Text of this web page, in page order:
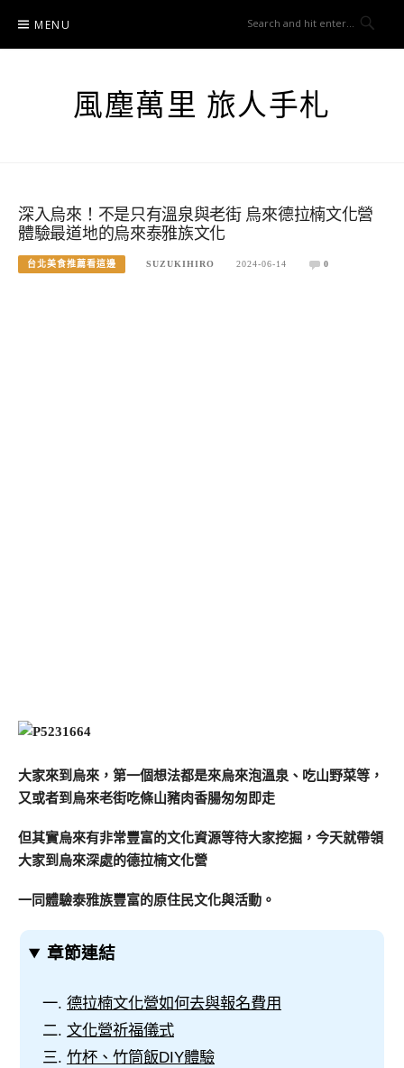
content
MENU
風塵萬里 旅人手札
深入烏來！不是只有溫泉與老街 烏來德拉楠文化營
體驗最道地的烏來泰雅族文化
台北美食推薦看這邊 SUZUKIHIRO 2024-06-14 0
大家來到烏來，第一個想法都是來烏來泡溫泉、吃山野菜等，
又或者到烏來老街吃條山豬肉香腸匆匆即走
但其實烏來有非常豐富的文化資源等待大家挖掘，今天就帶領
大家到烏來深處的德拉楠文化營
一同體驗泰雅族豐富的原住民文化與活動。
章節連結
德拉楠文化營如何去與報名費用
文化營祈福儀式
竹杯、竹筒飯DIY體驗